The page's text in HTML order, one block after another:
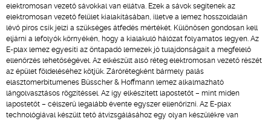
elektromosan vezető sávokkal van ellátva. Ezek a sávok segítenek az
elektromosan vezető felület kialakításában, illetve a lemez hosszoldalán
lévő piros csík jelzi a szükséges átfedés mértékét. Különösen gondosan kell
eljárni a lefolyók környékén, hogy a kialakuló hálózat folyamatos legyen. Az
E-plax lemez egyesíti az öntapadó lemezek jó tulajdonságait a megfelelő
ellenőrzés lehetőségével. Az elkészült alsó réteg elektromosan vezető részét
az épület földeléséhez kötjük. Zárórétegként bármely palás
elasztomerbitumenes Büsscher & Hoffmann lemez alkalmazható
lángolvasztásos rögzítéssel. Az így elkészített lapostetőt – mint miden
lapostetőt – célszerű legalább évente egyszer ellenőrizni. Az E-plax
technológiával készült tető átvizsgálásához egy olyan készülékre van